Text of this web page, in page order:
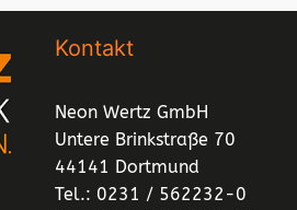
Kontakt
Neon Wertz GmbH
Untere Brinkstraße 70
44141 Dortmund
Tel.: 0231 / 562232-0